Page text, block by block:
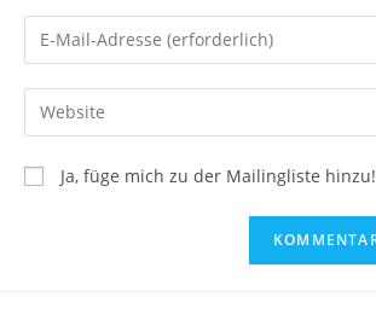
Ja, füge mich zu der Mailingliste hinzu!